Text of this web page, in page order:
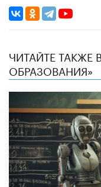
ЧИТАЙТЕ ТАКЖЕ
ОБРАЗОВАНИЯ»